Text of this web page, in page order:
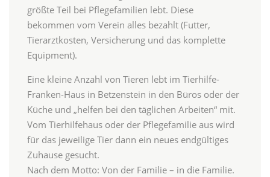
größte Teil bei Pflegefamilien lebt. Diese
bekommen vom Verein alles bezahlt (Futter,
Tierarztkosten, Versicherung und das komplette
Equipment).
Eine kleine Anzahl von Tieren lebt im Tierhilfe-
Franken-Haus in Betzenstein in den Büros oder der
Küche und „helfen bei den täglichen Arbeiten“ mit.
Vom Tierhilfehaus oder der Pflegefamilie aus wird
für das jeweilige Tier dann ein neues endgültiges
Zuhause gesucht.
Nach dem Motto: Von der Familie – in die Familie.